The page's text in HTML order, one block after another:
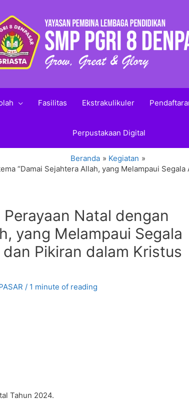
Fasilitas Ekstrakulikuler
Perpustakaan Digital
Beranda
Kegiatan
“Damai Sejahtera Allah, yang Melampaui
Natal dengan
yang Melampaui Segala
Pikiran dalam Kristus
/ 1 minute of reading
Tahun 2024.